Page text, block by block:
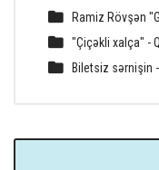
Ramiz Rövşən
"Çiçəkli xalça" -
Biletsiz sərnişin